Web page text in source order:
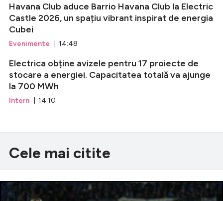
Havana Club aduce Barrio Havana Club la Electric
Castle 2026, un spațiu vibrant inspirat de energia
Cubei
Evenimente | 14:48
Electrica obține avizele pentru 17 proiecte de
stocare a energiei. Capacitatea totală va ajunge
la 700 MWh
Intern | 14:10
Cele mai citite